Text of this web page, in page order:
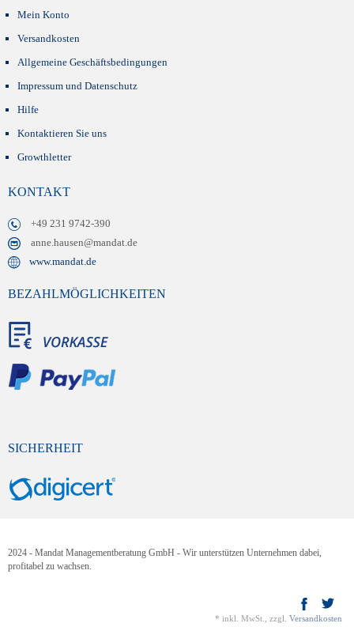
Mein Konto
Versandkosten
Allgemeine Geschäftsbedingungen
Impressum und Datenschutz
Hilfe
Kontaktieren Sie uns
Growthletter
KONTAKT
+49 231 9742-390
anne.hausen@mandat.de
www.mandat.de
BEZAHLMÖGLICHKEITEN
SICHERHEIT
2024 - Mandat Managementberatung GmbH - Wir unterstützen Unternehmen dabei,
profitabel zu wachsen.
* inkl. MwSt., zzgl. Versandkosten